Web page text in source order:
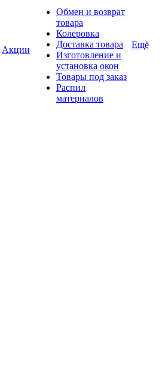
Акции
Обмен и возврат
товара
Колеровка
Доставка товара
Изготовление и
установка окон
Товары под заказ
Распил
материалов
Ещё